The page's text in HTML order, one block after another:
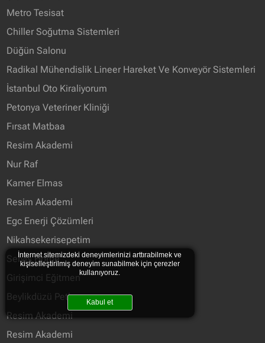
Metro Tesisat
Chiller Soğutma Sistemleri
Düğün Salonu
Radikal Mühendislik Lineer Hareket Ve Konveyör Sistemleri
İstanbul Oto Kiraliyorum
Petonya Veteriner Kliniği
Fırsat Matbaa
Resim Akademi
Nur Raf
Kamer Elmas
Resim Akademi
Egc Enerji Çözümleri
Nikahsekerisepetim
Servis Home
Girişimci Eğitmen
Beylikdüzü Petlas
Resim Akademi
Resim Akademi
İnternet sitemizdeki deneyimlerinizi arttırabilmek ve
kişiselleştirilmiş deneyim sunabilmek için çerezler
kullanıyoruz.
Kabul et